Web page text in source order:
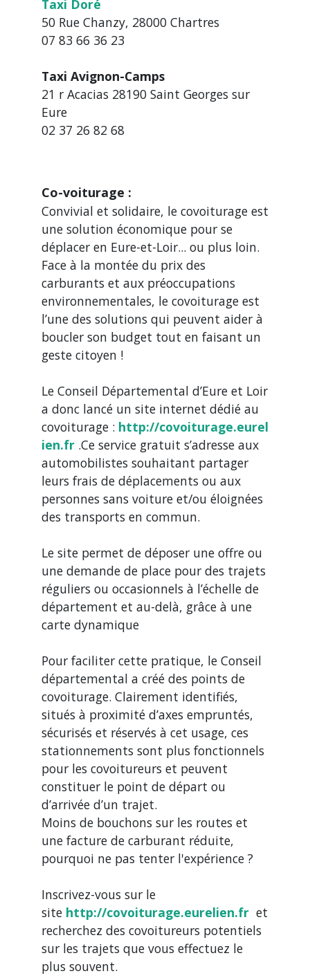
Taxi Doré
50 Rue Chanzy, 28000 Chartres
07 83 66 36 23
Taxi Avignon-Camps
21 r Acacias 28190 Saint Georges sur
Eure
02 37 26 82 68
Co-voiturage :
Convivial et solidaire, le covoiturage est
une solution économique pour se
déplacer en Eure-et-Loir... ou plus loin.
Face à la montée du prix des
carburants et aux préoccupations
environnementales, le covoiturage est
l’une des solutions qui peuvent aider à
boucler son budget tout en faisant un
geste citoyen !
Le Conseil Départemental d’Eure et Loir
a donc lancé un site internet dédié au
covoiturage : http://covoiturage.eurel
ien.fr .Ce service gratuit s’adresse aux
automobilistes souhaitant partager
leurs frais de déplacements ou aux
personnes sans voiture et/ou éloignées
des transports en commun.
Le site permet de déposer une offre ou
une demande de place pour des trajets
réguliers ou occasionnels à l’échelle de
département et au-delà, grâce à une
carte dynamique
Pour faciliter cette pratique, le Conseil
départemental a créé des points de
covoiturage. Clairement identifiés,
situés à proximité d’axes empruntés,
sécurisés et réservés à cet usage, ces
stationnements sont plus fonctionnels
pour les covoitureurs et peuvent
constituer le point de départ ou
d’arrivée d’un trajet.
Moins de bouchons sur les routes et
une facture de carburant réduite,
pourquoi ne pas tenter l'expérience ?
Inscrivez-vous sur le
site http://covoiturage.eurelien.fr et
recherchez des covoitureurs potentiels
sur les trajets que vous effectuez le
plus souvent.